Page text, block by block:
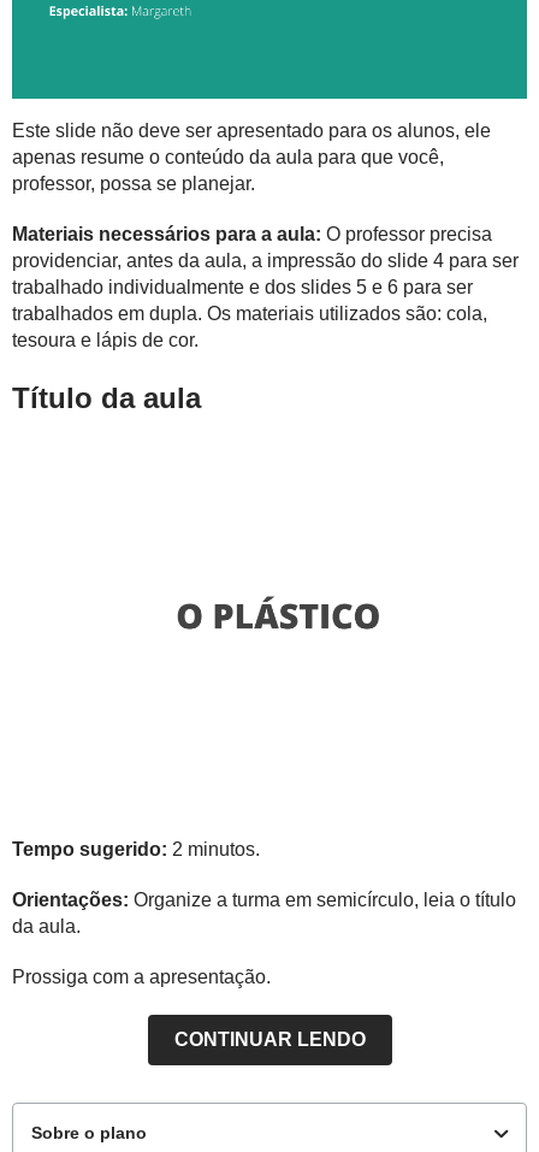
Este slide não deve ser apresentado para os alunos, ele
apenas resume o conteúdo da aula para que você,
professor, possa se planejar.
Materiais necessários para a aula: O professor precisa
providenciar, antes da aula, a impressão do slide 4 para ser
trabalhado individualmente e dos slides 5 e 6 para ser
trabalhados em dupla. Os materiais utilizados são: cola,
tesoura e lápis de cor.
Título da aula
Tempo sugerido: 2 minutos.
Orientações: Organize a turma em semicírculo, leia o título
da aula.
Prossiga com a apresentação.
CONTINUAR LENDO
Sobre o plano